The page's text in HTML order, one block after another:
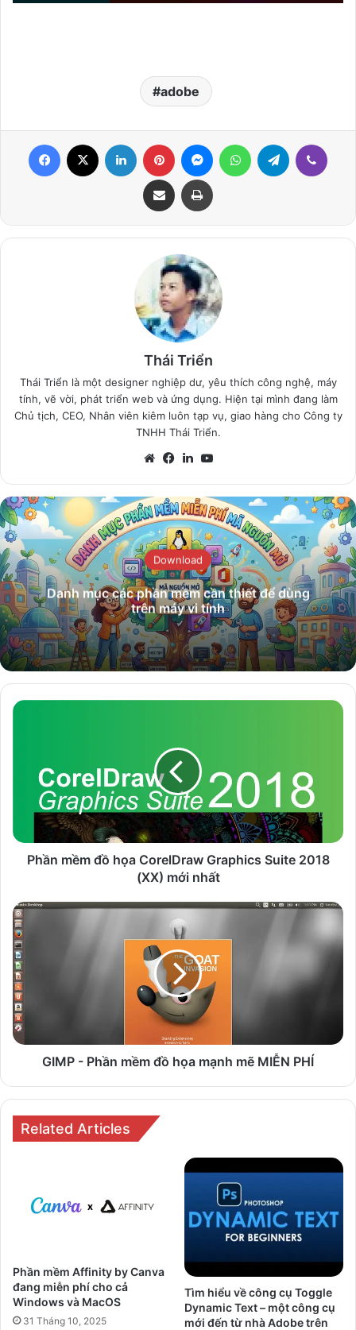
adobe
Facebook LinkedIn Pinterest MessengerWhatsAppTelegram
Share via Email Print
Thái Triển
Thái Triển là một designer nghiệp dư, yêu thích công nghệ, máy
tính, vẽ vời, phát triển web và ứng dụng. Hiện tại mình đang làm
Chủ tịch, CEO, Nhân viên kiêm luôn tạp vụ, giao hàng cho Công ty
TNHH Thái Triển.
WebsiteFacebook
LinkedIn
Download
Danh mục các phần mềm cần thiết để dùng
trên máy vi tính
Phần
CorelDraw
Graphics
(XX)
mớiPhần mềm đồ họa CorelDraw Graphics Suite 2018
(XX) mới nhất
GIMP
-
Phần
mềm
đồ
họa
mạnh
mẽ
MIỄN
GIMP - Phần mềm đồ họa mạnh mẽ MIỄN PHÍ
Related Articles
Phần mềm Affinity by Canva
đang miễn phí cho cả
Windows và MacOS
31 Tháng 10, 2025
Tìm hiểu về công cụ Toggle
Dynamic Text – một công cụ
mới đến từ nhà Adobe trên